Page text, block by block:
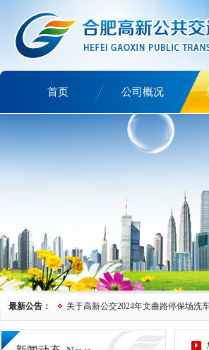
首页 公司概况
最新公告： 关于高新公交2024年文曲路停保场洗